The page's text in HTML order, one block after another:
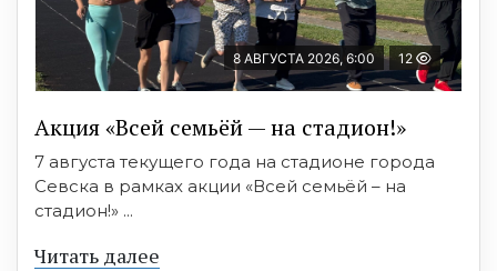
8 АВГУСТА 2026, 6:00 12
Акция «Всей семьёй — на стадион!»
7 августа текущего года на стадионе города
Севска в рамках акции «Всей семьёй – на
стадион!» ...
Читать далее